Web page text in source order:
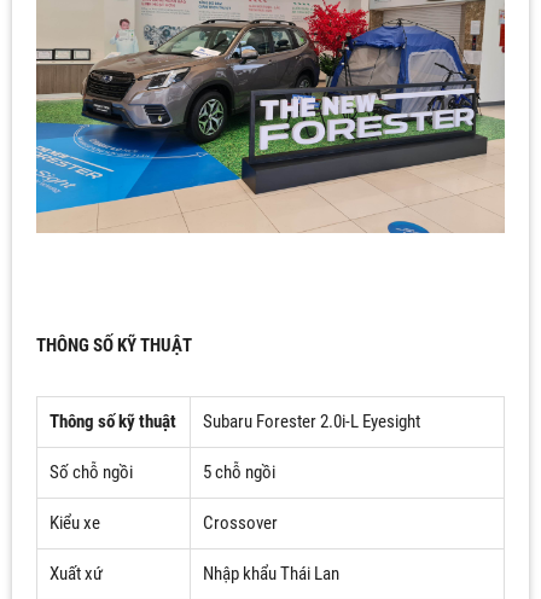
THÔNG SỐ KỸ THUẬT
Thông số kỹ thuật Subaru Forester 2.0i-L Eyesight
Số chỗ ngồi 5 chỗ ngồi
Kiểu xe Crossover
Xuất xứ Nhập khẩu Thái Lan